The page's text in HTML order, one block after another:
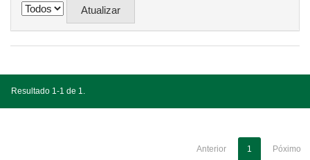
Resultado 1-1 de 1.
Anterior 1 Póximo